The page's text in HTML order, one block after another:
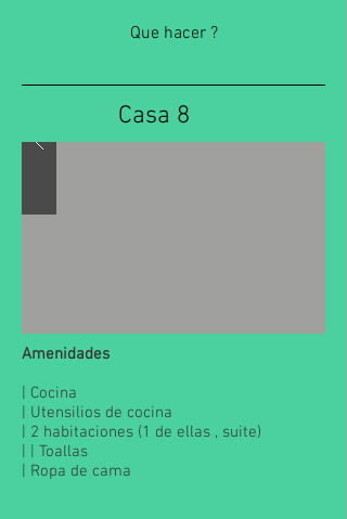
Que hacer ?
Casa 8
Amenidades
| Cocina
| Utensilios de cocina
| 2 habitaciones (1 de ellas , suite)
| | Toallas
| Ropa de cama